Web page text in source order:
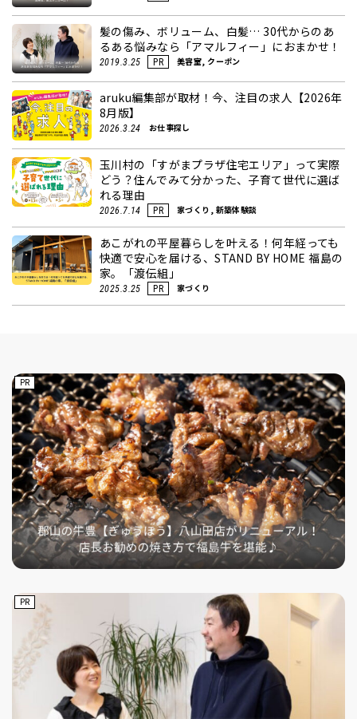
髪の傷み、ボリューム、白髪… 30代からのあ
るある悩みなら「アマルフィー」におまかせ！
2019.3.25 PR 美容室, クーポン
aruku編集部が取材！今、注目の求人【2026年
8月版】
2026.3.24 お仕事探し
玉川村の「すがまプラザ住宅エリア」って実際
どう？住んでみて分かった、子育て世代に選ば
れる理由
2026.7.14 PR 家づくり, 新築体験談
あこがれの平屋暮らしを叶える！何年経っても
快適で安心を届ける、STAND BY HOME 福島の
家。「渡伝組」
2025.3.25 PR 家づくり
PR
PR